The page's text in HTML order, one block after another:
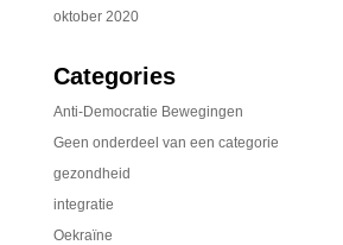
oktober 2020
Categories
Anti-Democratie Bewegingen
Geen onderdeel van een categorie
gezondheid
integratie
Oekraïne